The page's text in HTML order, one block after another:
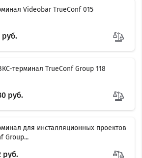
Videobar TrueConf 015
руб.
терминал TrueConf Group 118
руб.
для инсталляционных проектов
Group...
руб.